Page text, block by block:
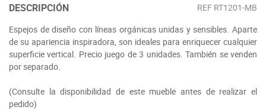
DESCRIPCIÓN REF RT1201-MB
Espejos de diseño con líneas orgánicas unidas y sensibles. Aparte
de su apariencia inspiradora, son ideales para enriquecer cualquier
superficie vertical. Precio juego de 3 unidades. También se venden
por separado.
(Consulte la disponibilidad de este mueble antes de realizar el
pedido)